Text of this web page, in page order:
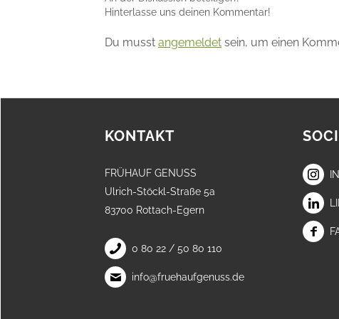
Hinterlasse uns deinen Kommentar!
Du musst angemeldet sein, um einen
KONTAKT
FRÜHAUF GENUSS
Ulrich-Stöckl-Straße 5a
83700 Rottach-Egern
0 80 22 / 50 80 110
info@fruehaufgenuss.de